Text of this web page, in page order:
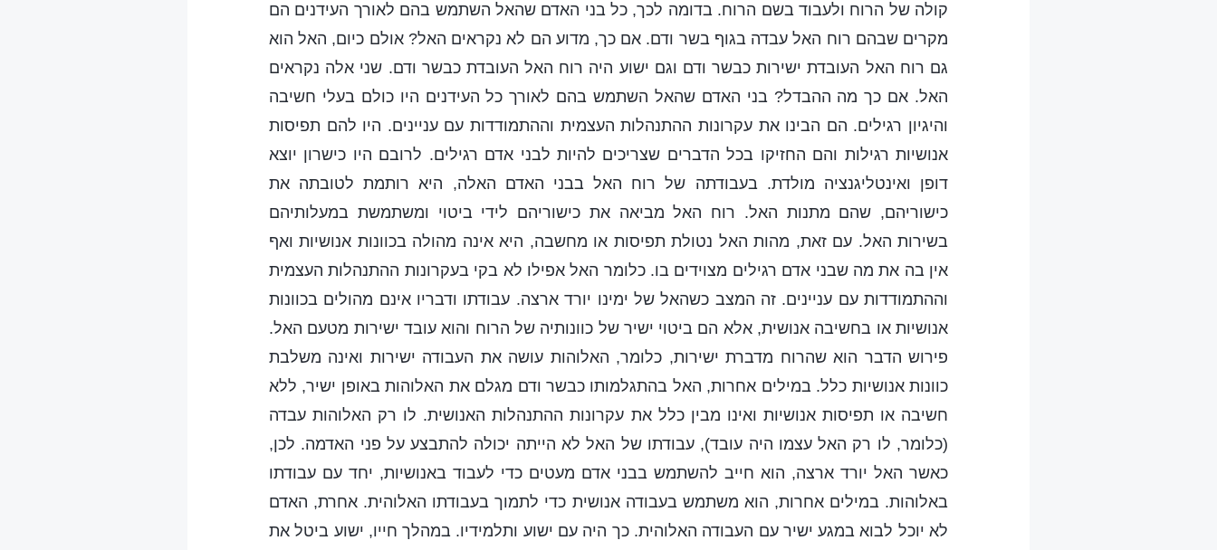
קולה של הרוח ולעבוד בשם הרוח. בדומה לכך, כל בני האדם שהאל השתמש בהם לאורך העידנים הם
מקרים שבהם רוח האל עבדה בגוף בשר ודם. אם כך, מדוע הם לא נקראים האל? אולם כיום, האל הוא
גם רוח האל העובדת ישירות כבשר ודם וגם ישוע היה רוח האל העובדת כבשר ודם. שני אלה נקראים
האל. אם כך מה ההבדל? בני האדם שהאל השתמש בהם לאורך כל העידנים היו כולם בעלי חשיבה
והיגיון רגילים. הם הבינו את עקרונות ההתנהלות העצמית וההתמודדות עם עניינים. היו להם תפיסות
אנושיות רגילות והם החזיקו בכל הדברים שצריכים להיות לבני אדם רגילים. לרובם היו כישרון יוצא
דופן ואינטליגנציה מולדת. בעבודתה של רוח האל בבני האדם האלה, היא רותמת לטובתה את
כישוריהם, שהם מתנות האל. רוח האל מביאה את כישוריהם לידי ביטוי ומשתמשת במעלותיהם
בשירות האל. עם זאת, מהות האל נטולת תפיסות או מחשבה, היא אינה מהולה בכוונות אנושיות ואף
אין בה את מה שבני אדם רגילים מצוידים בו. כלומר האל אפילו לא בקי בעקרונות ההתנהלות העצמית
וההתמודדות עם עניינים. זה המצב כשהאל של ימינו יורד ארצה. עבודתו ודבריו אינם מהולים בכוונות
אנושיות או בחשיבה אנושית, אלא הם ביטוי ישיר של כוונותיה של הרוח והוא עובד ישירות מטעם האל.
פירוש הדבר הוא שהרוח מדברת ישירות, כלומר, האלוהות עושה את העבודה ישירות ואינה משלבת
כוונות אנושיות כלל. במילים אחרות, האל בהתגלמותו כבשר ודם מגלם את האלוהות באופן ישיר, ללא
חשיבה או תפיסות אנושיות ואינו מבין כלל את עקרונות ההתנהלות האנושית. לו רק האלוהות עבדה
(כלומר, לו רק האל עצמו היה עובד), עבודתו של האל לא הייתה יכולה להתבצע על פני האדמה. לכן,
כאשר האל יורד ארצה, הוא חייב להשתמש בבני אדם מעטים כדי לעבוד באנושיות, יחד עם עבודתו
באלוהות. במילים אחרות, הוא משתמש בעבודה אנושית כדי לתמוך בעבודתו האלוהית. אחרת, האדם
לא יוכל לבוא במגע ישיר עם העבודה האלוהית. כך היה עם ישוע ותלמידיו. במהלך חייו, ישוע ביטל את